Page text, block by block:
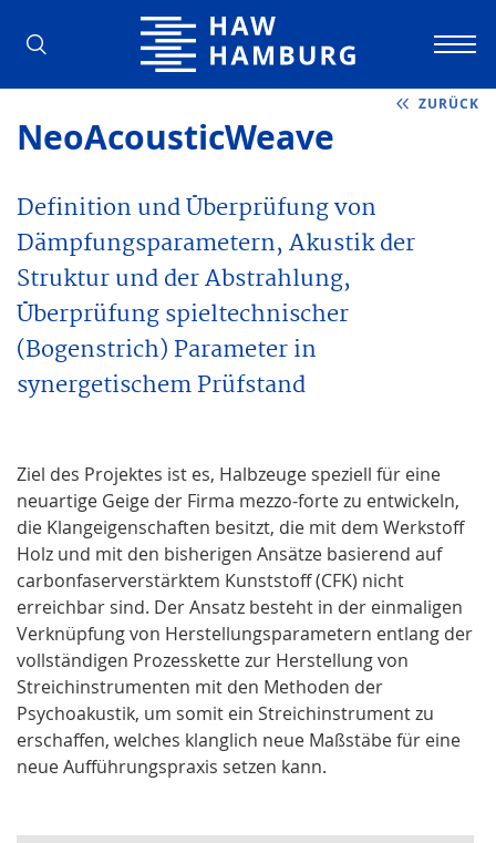
Hochschule für Angewandte
ZURÜCK
NeoAcousticWeave
Definition und Überprüfung von
Dämpfungsparametern, Akustik der
Struktur und der Abstrahlung,
Überprüfung spieltechnischer
(Bogenstrich) Parameter in
synergetischem Prüfstand
Ziel des Projektes ist es, Halbzeuge speziell für eine
neuartige Geige der Firma mezzo-forte zu entwickeln,
die Klangeigenschaften besitzt, die mit dem Werkstoff
Holz und mit den bisherigen Ansätze basierend auf
carbonfaserverstärktem Kunststoff (CFK) nicht
erreichbar sind. Der Ansatz besteht in der einmaligen
Verknüpfung von Herstellungsparametern entlang der
vollständigen Prozesskette zur Herstellung von
Streichinstrumenten mit den Methoden der
Psychoakustik, um somit ein Streichinstrument zu
erschaffen, welches klanglich neue Maßstäbe für eine
neue Aufführungspraxis setzen kann.